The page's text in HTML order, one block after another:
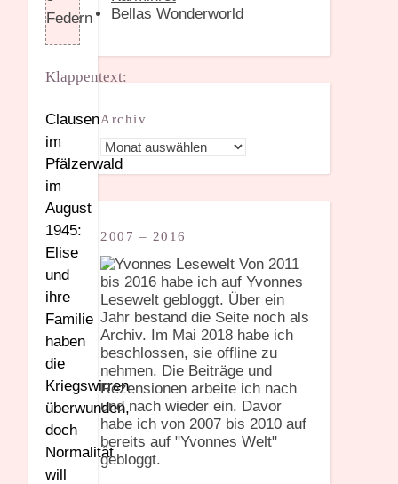
Federn
Klappentext:
Clausen
im
Pfälzerwald
im
August
1945:
Elise
und
ihre
Familie
haben
die
Kriegswirren
überwunden,
doch
Normalität
will
Bellas Wonderworld
Archiv
Archiv
2007 – 2016
Von 2011
bis 2016 habe ich auf Yvonnes
Lesewelt gebloggt. Über ein
Jahr bestand die Seite noch als
Archiv. Im Mai 2018 habe ich
beschlossen, sie offline zu
nehmen. Die Beiträge und
Rezensionen arbeite ich nach
und nach wieder ein. Davor
habe ich von 2007 bis 2010 auf
bereits auf "Yvonnes Welt"
gebloggt.